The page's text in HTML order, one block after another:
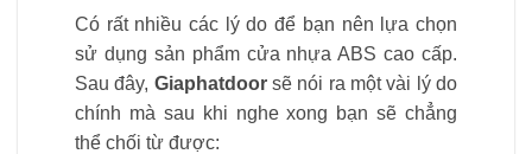
Có rất nhiều các lý do để bạn nên lựa chọn
sử dụng sản phẩm cửa nhựa ABS cao cấp.
Sau đây, Giaphatdoorsẽ nói ra một vài lý do
chính mà sau khi nghe xong bạn sẽ chẳng
thể chối từ được: